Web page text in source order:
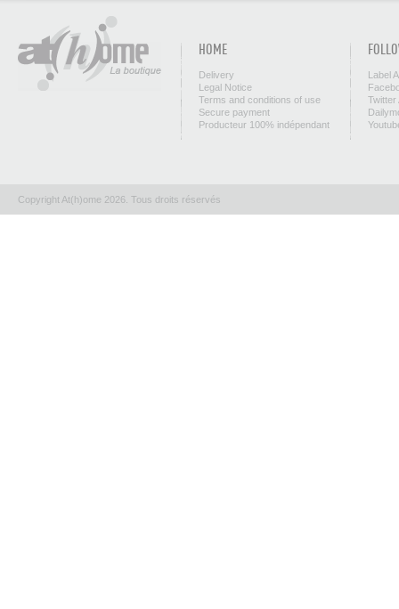
HOME
Delivery
Legal Notice
Terms and conditions of use
Secure payment
Producteur 100% indépendant
Label
Twitter
Copyright At(h)ome 2026. Tous droits réservés